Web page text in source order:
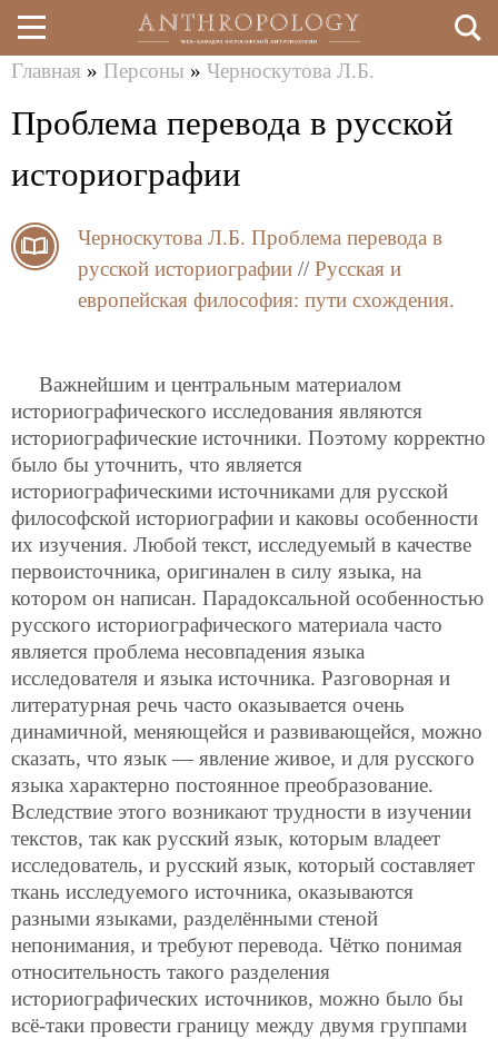
Перейти
к
основному
здесь
Главная » Персоны » Черноскутова Л.Б.
Проблема перевода в русской
историографии
Черноскутова Л.Б. Проблема перевода в
русской историографии // Русская и
европейская философия: пути схождения.
Важнейшим и центральным материалом
историографического исследования являются
историографические источники. Поэтому корректно
было бы уточнить, что является
историографическими источниками для русской
философской историографии и каковы особенности
их изучения. Любой текст, исследуемый в качестве
первоисточника, оригинален в силу языка, на
котором он написан. Парадоксальной особенностью
русского историографического материала часто
является проблема несовпадения языка
исследователя и языка источника. Разговорная и
литературная речь часто оказывается очень
динамичной, меняющейся и развивающейся, можно
сказать, что язык — явление живое, и для русского
языка характерно постоянное преобразование.
Вследствие этого возникают трудности в изучении
текстов, так как русский язык, которым владеет
исследователь, и русский язык, который составляет
ткань исследуемого источника, оказываются
разными языками, разделёнными стеной
непонимания, и требуют перевода. Чётко понимая
относительность такого разделения
историографических источников, можно было бы
всё-таки провести границу между двумя группами